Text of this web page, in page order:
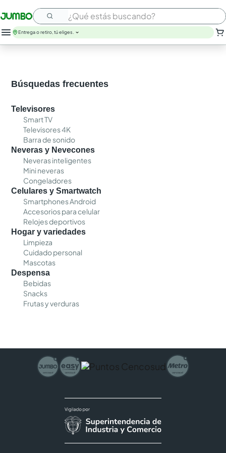
¿Qué estás buscando?
Entrega o retiro, tú eliges.
Búsquedas frecuentes
Televisores
Smart TV
Televisores 4K
Barra de sonido
Neveras y Nevecones
Neveras inteligentes
Mini neveras
Congeladores
Celulares y Smartwatch
Smartphones Android
Accesorios para celular
Relojes deportivos
Hogar y variedades
Limpieza
Cuidado personal
Mascotas
Despensa
Bebidas
Snacks
Frutas y verduras